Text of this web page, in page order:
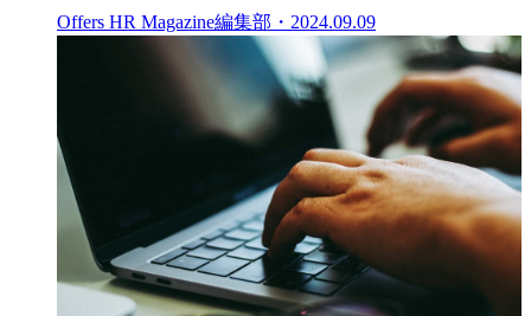
Offers HR Magazine編集部 ・ 2024.09.09